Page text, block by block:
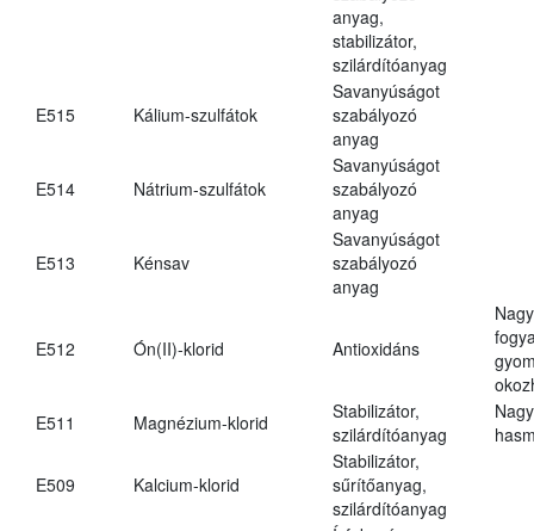
anyag,
stabilizátor,
szilárdítóanyag
E515 Kálium-szulfátok
Savanyúságot
szabályozó
anyag
E514 Nátrium-szulfátok
Savanyúságot
szabályozó
anyag
E513 Kénsav
Savanyúságot
szabályozó
anyag
E512 Ón(II)-klorid Antioxidáns
E511
Magnézium-klorid
Stabilizátor,
szilárdítóanyag
E509 Kalcium-klorid
Stabilizátor,
sűrítőanyag,
szilárdítóanyag